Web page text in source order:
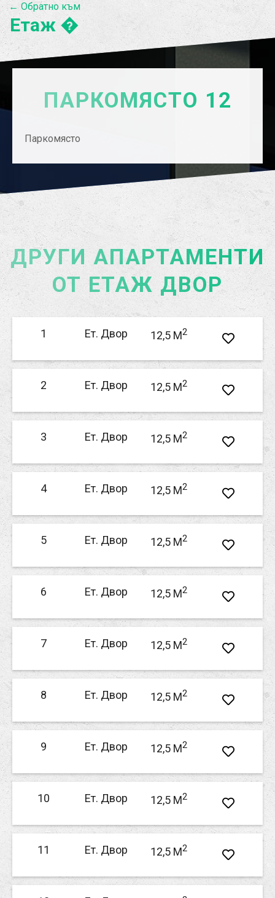
ПАРКОМЯСТО 12
Паркомясто
ДРУГИ АПАРТАМЕНТИ
ОТ ЕТАЖ ДВОР
1 Ет. Двор 12,5 M2
2 Ет. Двор 12,5 M2
3 Ет. Двор 12,5 M2
4 Ет. Двор 12,5 M2
5 Ет. Двор 12,5 M2
6 Ет. Двор 12,5 M2
7 Ет. Двор 12,5 M2
8 Ет. Двор 12,5 M2
9 Ет. Двор 12,5 M2
10 Ет. Двор 12,5 M2
11 Ет. Двор 12,5 M2
← Обратно към
Етаж �